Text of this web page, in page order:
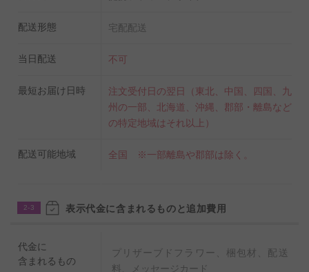
配送形態 宅配配送
当日配送 不可
最短お届け日時
注文受付日の翌日（東北、中国、四国、九
州の一部、北海道、沖縄、郡部・離島など
の特定地域はそれ以上）
配送可能地域 全国 ※一部離島や郡部は除く。
2-3 表示代金に含まれるものと追加費用
代金に
含まれるもの
プリザーブドフラワー、梱包材、配送
料、メッセージカード